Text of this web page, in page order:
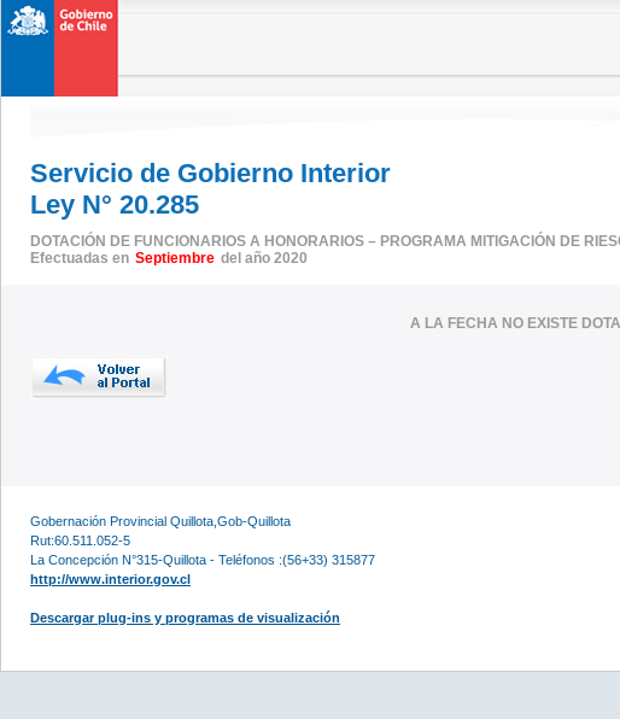
Servicio de Gobierno Interior
Ley N° 20.285
DOTACIÓN DE FUNCIONARIOS A HONORARIOS – PROGRAMA MITIGACIÓN DE
Efectuadas en Septiembre del año 2020
A LA FECHA NO EXISTE
Gobernación Provincial Quillota,Gob-Quillota
Rut:60.511.052-5
La Concepción N°315-Quillota - Teléfonos :(56+33) 315877
http://www.interior.gov.cl
Descargar plug-ins y programas de visualización